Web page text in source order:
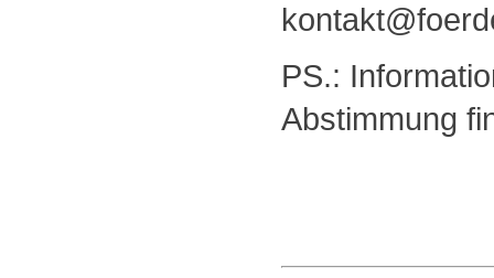
PS.:
Abstimmung